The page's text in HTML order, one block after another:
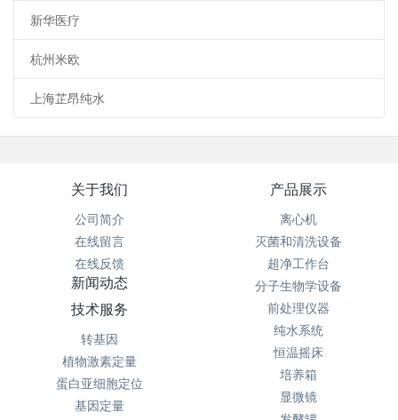
新华医疗
杭州米欧
上海芷昂纯水
关于我们
公司简介
在线留言
在线反馈
产品展示
离心机
灭菌和清洗设备
超净工作台
分子生物学设备
前处理仪器
纯水系统
恒温摇床
培养箱
显微镜
新闻动态
技术服务
转基因
植物激素定量
蛋白亚细胞定位
基因定量